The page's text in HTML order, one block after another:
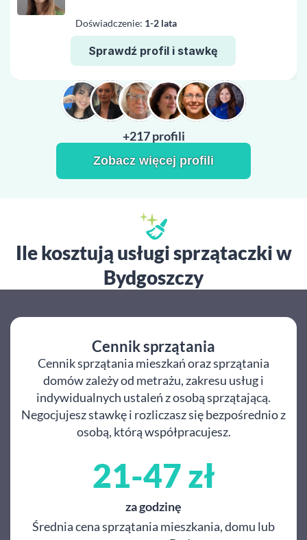
Doświadczenie: 1-2 lata
Sprawdź profil i stawkę
+217 profili
Zobacz więcej profili
Ile kosztują usługi sprzątaczki w
Bydgoszczy
Cennik sprzątania
Cennik sprzątania mieszkań oraz sprzątania
domów zależy od metrażu, zakresu usług i
indywidualnych ustaleń z osobą sprzątającą.
Negocjujesz stawkę i rozliczasz się bezpośrednio z
osobą, którą współpracujesz.
21-47 zł
za godzinę
Średnia cena sprzątania mieszkania, domu lub